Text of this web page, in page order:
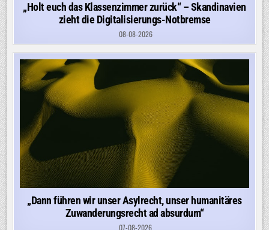
„Holt euch das Klassenzimmer zurück“ – Skandinavien
zieht die Digitalisierungs-Notbremse
08-08-2026
„Dann führen wir unser Asylrecht, unser humanitäres
Zuwanderungsrecht ad absurdum“
07-08-2026